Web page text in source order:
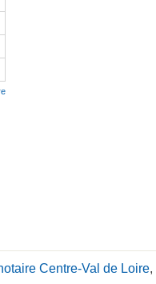
Centre-Val de Loire,